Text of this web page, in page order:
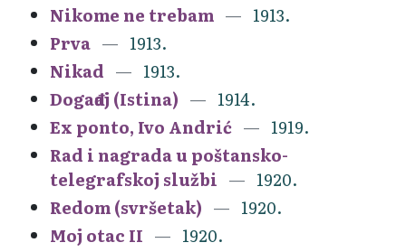
Nikome ne trebam
1913.
Prva
1913.
Nikad
1913.
Događaj (Istina)
1914.
Ex ponto, Ivo Andrić
1919.
Rad i nagrada u poštansko-
telegrafskoj službi
1920.
Redom (svršetak)
1920.
Moj otac II
1920.